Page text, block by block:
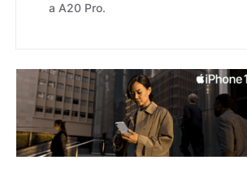
a A20 Pro.